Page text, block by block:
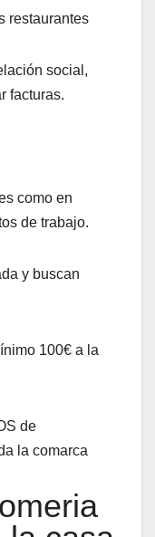
restaurantes
social,
facturas.
como en
de trabajo.
y buscan
100€ a la
de
la comarca